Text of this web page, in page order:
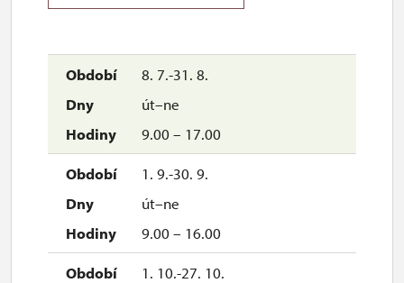
8. 7.-31. 8.
út–ne
9.00 – 17.00
1. 9.-30. 9.
út–ne
9.00 – 16.00
1. 10.-27. 10.